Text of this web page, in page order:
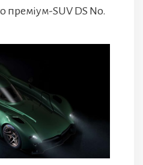
преміум-SUV DS No.